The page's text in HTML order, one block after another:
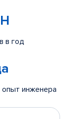
в год
инженера